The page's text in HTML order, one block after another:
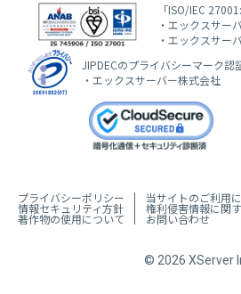
「ISO/IEC
・エックスサー
・エックスサー
JIPDECのプライバシーマーク認
・エックスサーバー株式会社
プライバシーポリシー
情報セキュリティ方針
著作物の使用について
当サイトのご利用
権利侵害情報に関
お問い合わせ
© 2026 XServer